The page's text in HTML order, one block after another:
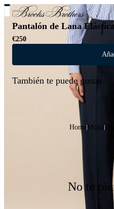
Nuevas incorporaciones
Pantalón de Lana
€250
También te puede gustar
HomeMujer
No te